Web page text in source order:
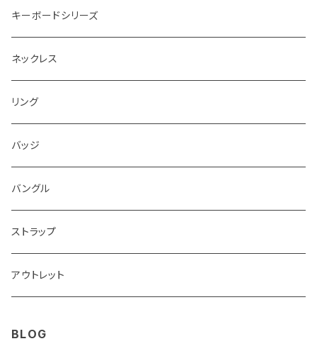
キーボードシリーズ
ネックレス
リング
バッジ
バングル
ストラップ
アウトレット
BLOG